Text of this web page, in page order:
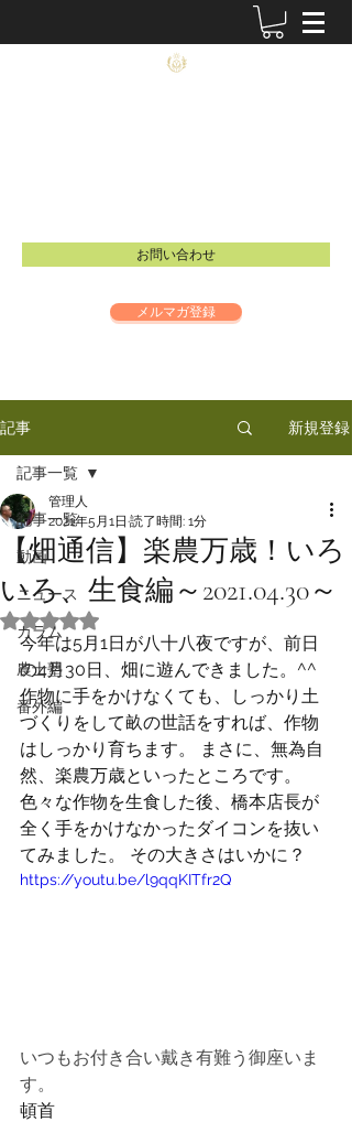
お問い合わせ
メルマガ登録
記事 新規登録
記事一覧
動画
ニュース
カラム
農士塾
番外編
記事一覧
【畑通信】楽農万歳！いろ
いろ、生食編～2021.04.30～
管理人
2021年5月1日 読了時間: 1分
5つ星のうちNaNと評価されています。
今年は5月1日が八十八夜ですが、前日
の4月30日、畑に遊んできました。^^
作物に手をかけなくても、しっかり土
づくりをして畝の世話をすれば、作物
はしっかり育ちます。 まさに、無為自
然、楽農万歳といったところです。
色々な作物を生食した後、橋本店長が
全く手をかけなかったダイコンを抜い
てみました。 その大きさはいかに？
https://youtu.be/l9qqKITfr2Q
いつもお付き合い戴き有難う御座いま
す。
頓首